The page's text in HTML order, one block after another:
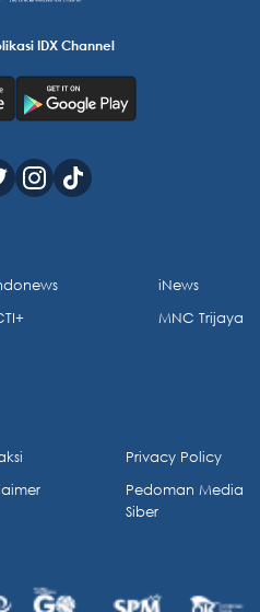
IDX Channel
iNews
MNC Trijaya
Privacy Policy
Pedoman Media
Siber